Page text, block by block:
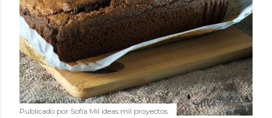
Publicado por Sofía Mil ideas mil proyectos